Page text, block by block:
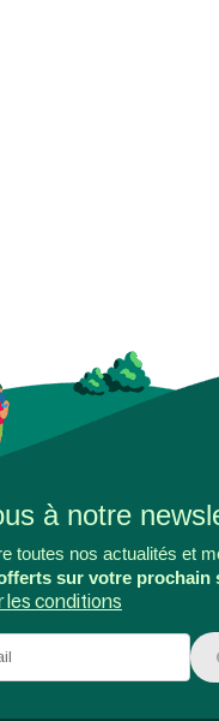
à notre
toutes nos actualités et
sur votre prochain
les conditions